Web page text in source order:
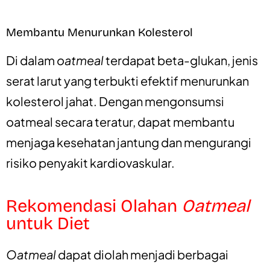
Membantu Menurunkan Kolesterol
Di dalam oatmealterdapat beta-glukan, jenis
serat larut yang terbukti efektif menurunkan
kolesterol jahat. Dengan mengonsumsi
oatmeal secara teratur, dapat membantu
menjaga kesehatan jantung dan mengurangi
risiko penyakit kardiovaskular.
Rekomendasi Olahan Oatmeal
untuk Diet
Oatmealdapat diolah menjadi berbagai